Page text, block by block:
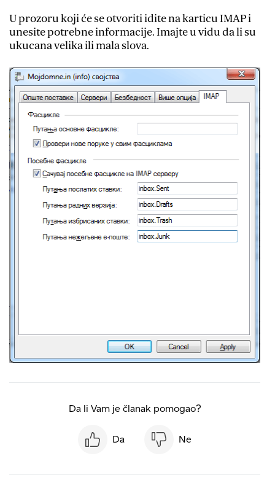
U prozoru koji će se otvoriti idite na karticu IMAP i
unesite potrebne informacije. Imajte u vidu da li su
ukucana velika ili mala slova.
Da li Vam je članak pomogao?
Da Ne